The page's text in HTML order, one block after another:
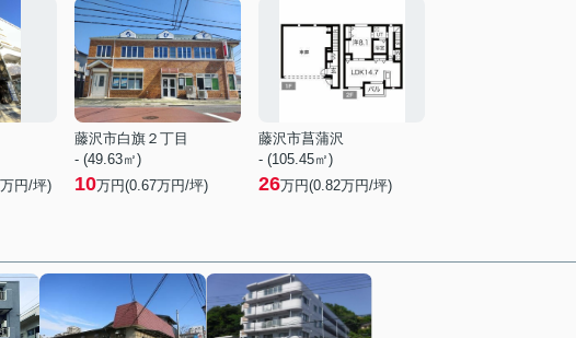
万円/坪)
藤沢市白旗２丁目
- (49.63㎡)
10万円(0.67万円/坪)
藤沢市菖蒲沢
- (105.45㎡)
26万円(0.82万円/坪)